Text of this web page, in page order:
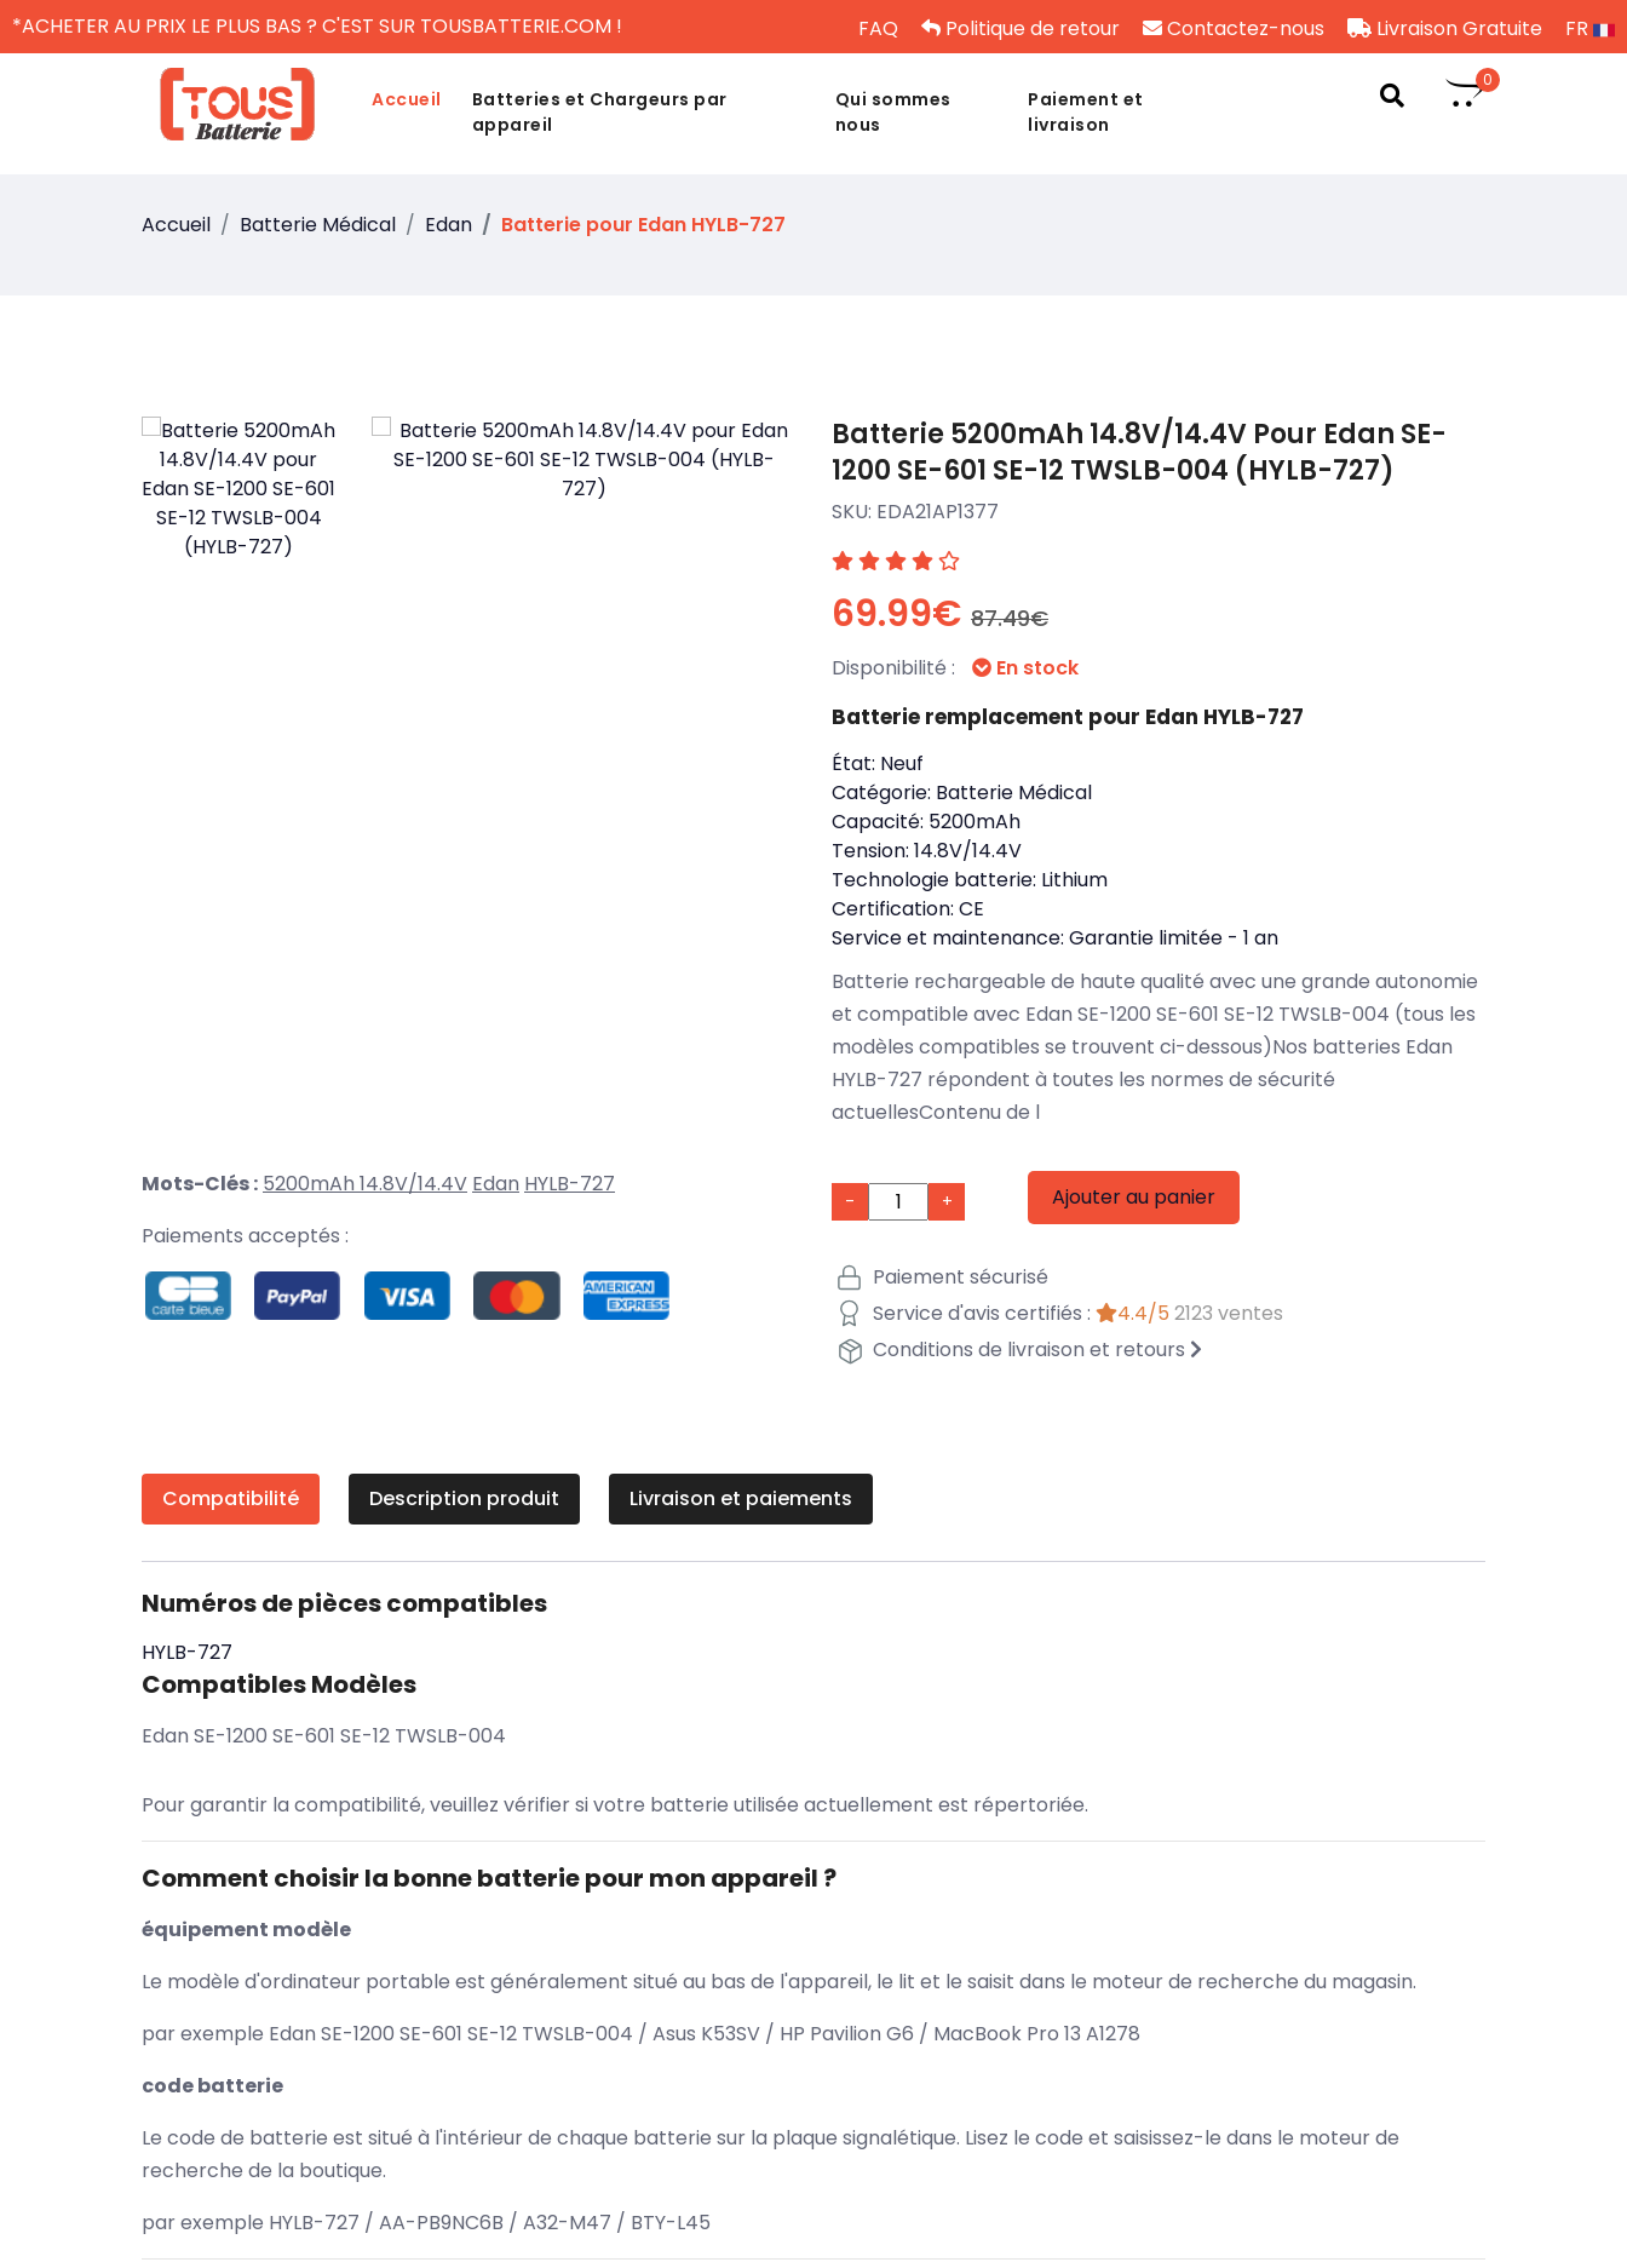
*ACHETER AU PRIX LE PLUS BAS ? C'EST SUR TOUSBATTERIE.COM ! FAQ Politique de retour Contactez-nous Livraison Gratuite FR
Accueil
Batteries et Chargeurs par
appareil
Qui sommes
nous
Paiement et
livraison
0
Accueil Batterie Médical Edan Batterie pour Edan HYLB-727
Mots-Clés : 5200mAh 14.8V/14.4V Edan HYLB-727
Paiements acceptés :
Batterie 5200mAh 14.8V/14.4V Pour Edan SE-
1200 SE-601 SE-12 TWSLB-004 (HYLB-727)
SKU: EDA21AP1377
69.99€ 87.49€
Disponibilité : En stock
Batterie remplacement pour Edan HYLB-727
État: Neuf
Catégorie: Batterie Médical
Capacité: 5200mAh
Tension: 14.8V/14.4V
Technologie batterie: Lithium
Certification: CE
Service et maintenance: Garantie limitée - 1 an
Batterie rechargeable de haute qualité avec une grande autonomie
et compatible avec Edan SE-1200 SE-601 SE-12 TWSLB-004 (tous les
modèles compatibles se trouvent ci-dessous)Nos batteries Edan
HYLB-727 répondent à toutes les normes de sécurité
actuellesContenu de l
- + Ajouter au panier
Paiement sécurisé
Service d'avis certifiés :
4.4/5 2123 ventes
Conditions de livraison et retours
Compatibilité Description produit Livraison et paiements
Numéros de pièces compatibles
HYLB-727
Compatibles Modèles
Edan SE-1200 SE-601 SE-12 TWSLB-004
Pour garantir la compatibilité, veuillez vérifier si votre batterie utilisée actuellement est répertoriée.
Comment choisir la bonne batterie pour mon appareil ?
équipement modèle
Le modèle d'ordinateur portable est généralement situé au bas de l'appareil, le lit et le saisit dans le moteur de recherche du magasin.
par exemple Edan SE-1200 SE-601 SE-12 TWSLB-004 / Asus K53SV / HP Pavilion G6 / MacBook Pro 13 A1278
code batterie
Le code de batterie est situé à l'intérieur de chaque batterie sur la plaque signalétique. Lisez le code et saisissez-le dans le moteur de
recherche de la boutique.
par exemple HYLB-727 / AA-PB9NC6B / A32-M47 / BTY-L45